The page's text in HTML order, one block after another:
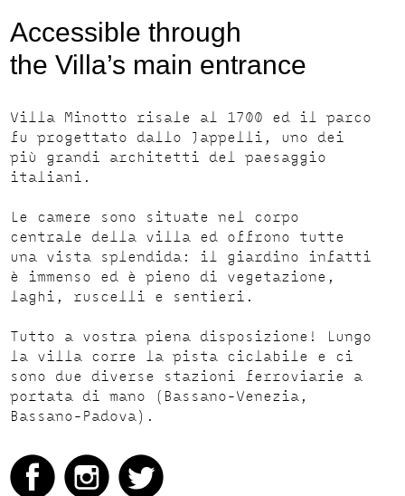
Accessible through
the Villa’s main entrance
Villa Minotto risale al 1700 ed il parco
fu progettato dallo Jappelli, uno dei
più grandi architetti del paesaggio
italiani.
Le camere sono situate nel corpo
centrale della villa ed offrono tutte
una vista splendida: il giardino infatti
è immenso ed è pieno di vegetazione,
laghi, ruscelli e sentieri.
Tutto a vostra piena disposizione! Lungo
la villa corre la pista ciclabile e ci
sono due diverse stazioni ferroviarie a
portata di mano (Bassano-Venezia,
Bassano-Padova).